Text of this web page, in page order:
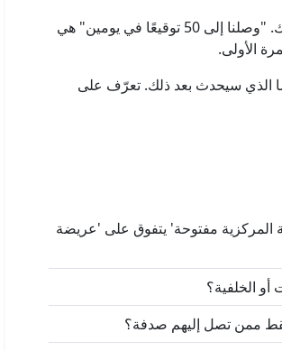
كل محطة مهمة هي سبب للنشر مرة أخرى دون تكرار نفسك. "وصلنا إلى 50 توقيعًا في يومين" هي
الأولى.
الذي سيحدث بعد ذلك. تعرّف على
المركزية مفتوحة' يتفوق على 'عريضة
أو الخلفية؟
ممن تصل إليهم صدفة؟